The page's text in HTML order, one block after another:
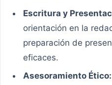
Escritura y
orientación en la
preparación de
eficaces.
Asesoramiento Ético: